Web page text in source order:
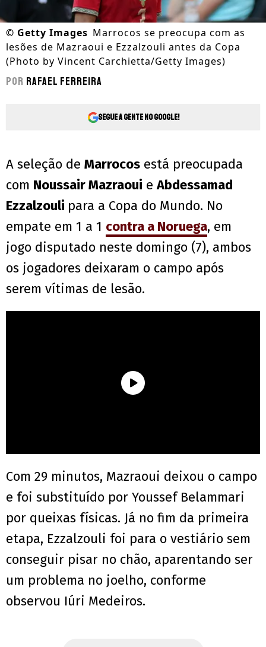
© Getty Images Marrocos se preocupa com as
lesões de Mazraoui e Ezzalzouli antes da Copa
(Photo by Vincent Carchietta/Getty Images)
Por Rafael Ferreira
Segue a gente no Google!
A seleção de Marrocos está preocupada
com Noussair Mazraoui eAbdessamad
Ezzalzouli para a Copa do Mundo. No
empate em 1 a 1 contra a Noruega, em
jogo disputado neste domingo (7), ambos
os jogadores deixaram o campo após
serem vítimas de lesão.
Com 29 minutos, Mazraoui deixou o campo
e foi substituído por Youssef Belammari
por queixas físicas. Já no fim da primeira
etapa, Ezzalzouli foi para o vestiário sem
conseguir pisar no chão, aparentando ser
um problema no joelho, conforme
observou Iúri Medeiros.